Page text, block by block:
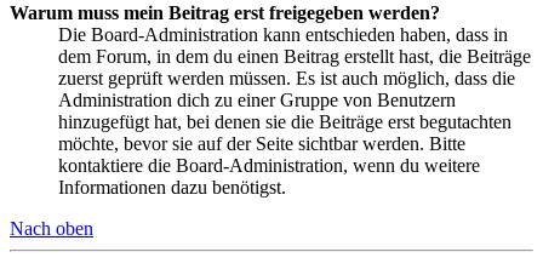
Warum muss mein Beitrag erst freigegeben werden?
Die Board-Administration kann entschieden haben, dass in
dem Forum, in dem du einen Beitrag erstellt hast, die Beiträge
zuerst geprüft werden müssen. Es ist auch möglich, dass die
Administration dich zu einer Gruppe von Benutzern
hinzugefügt hat, bei denen sie die Beiträge erst begutachten
möchte, bevor sie auf der Seite sichtbar werden. Bitte
kontaktiere die Board-Administration, wenn du weitere
Informationen dazu benötigst.
Nach oben